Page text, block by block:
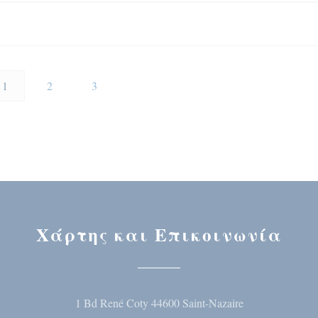
1 2 3
Χάρτης και Επικοινωνία
1 Bd René Coty 44600 Saint-Nazaire((ανοίγει σε